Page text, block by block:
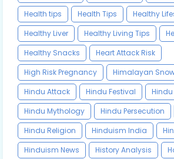
Health tips
Health Tips
Healthy
Healthy Liver
Healthy Living Tips
Healthy Snacks
Heart Attack Risk
High Risk Pregnancy
Himalayan
Hindu Attack
Hindu Festival
Hindu Mythology
Hindu Persecution
Hindu Religion
Hinduism India
Hinduism News
History Analysis